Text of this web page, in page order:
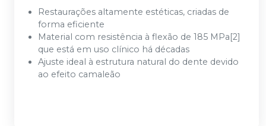
Restaurações altamente estéticas, criadas de
forma eficiente
Material com resistência à flexão de 185 MPa[2]
que está em uso clínico há décadas
Ajuste ideal à estrutura natural do dente devido
ao efeito camaleão